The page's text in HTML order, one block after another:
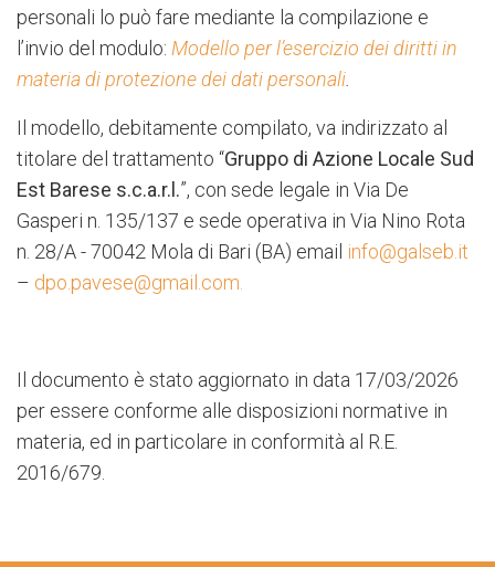
personali lo può fare mediante la compilazione e
l’invio del modulo: Modello per l’esercizio deidiritti in
materia di protezione dei dati personali
Il modello, debitamente compilato, va indirizzato al
titolare del trattamento “Gruppo di Azione Locale Sud
Est Barese s.c.a.r.l.”, con sede legale in Via De
Gasperi n. 135/137 e sede operativa in Via Nino Rota
n. 28/A - 70042 Mola di Bari (BA) email info@galseb.it
– dpo.pavese@gmail.com
Il documento è stato aggiornato in data 17/03/2026
per essere conforme alle disposizioni normative in
materia, ed in particolare in conformità al R.E.
2016/679.